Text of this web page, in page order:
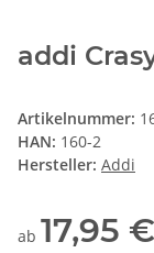
addi
Artikelnummer:
HAN: 160-2
Hersteller: Addi
ab 17,95 €